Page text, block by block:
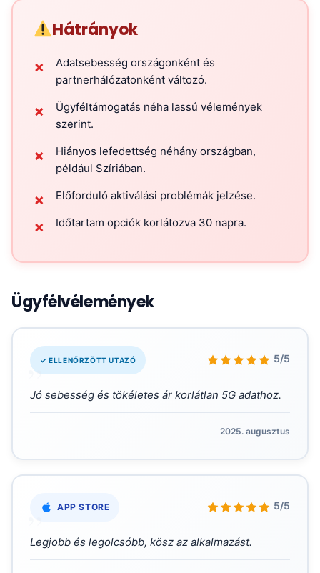
Hátrányok
✗
Adatsebesség országonként és
partnerhálózatonként változó.
✗
Ügyféltámogatás néha lassú vélemények
szerint.
✗
Hiányos lefedettség néhány országban,
például Szíriában.
✗ Előforduló aktiválási problémák jelzése.
✗ Időtartam opciók korlátozva 30 napra.
Ügyfélvélemények
✓ ELLENŐRZÖTT UTAZÓ 5/5
„
Jó sebesség és tökéletes ár korlátlan 5G adathoz.
2025. augusztus
APP STORE 5/5
Legjobb és legolcsóbb, kösz az alkalmazást.